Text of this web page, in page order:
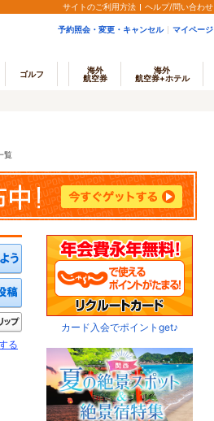
サイトのご利用方法 ヘルプ/問い合わせ
予約照会・変更・キャンセル マイページ
ゴルフ
海外
航空券
海外
航空券+ホテル
覧
稿する写真を投稿する
い
る
カード入会でポイントget♪